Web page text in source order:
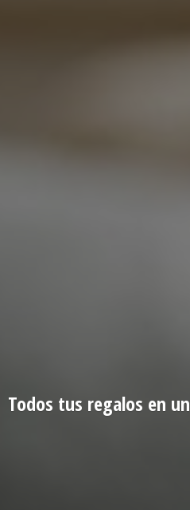
Todos tus regalos en un